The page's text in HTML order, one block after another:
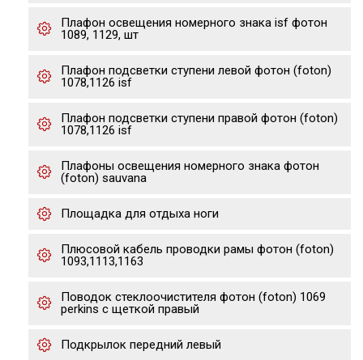
Плафон освещения номерного знака isf фотон
1089, 1129, шт
Плафон подсветки ступени левой фотон (foton)
1078,1126 isf
Плафон подсветки ступени правой фотон (foton)
1078,1126 isf
Плафоны освещения номерного знака фотон
(foton) sauvana
Площадка для отдыха ноги
Плюсовой кабель проводки рамы фотон (foton)
1093,1113,1163
Поводок стеклоочистителя фотон (foton) 1069
perkins с щеткой правый
Подкрылок передний левый